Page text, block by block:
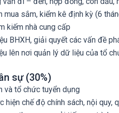
mua sắm, kiểm kê định kỳ (6
kiếm nhà cung cấp
BHXH, giải quyết các vấn đề
lên nơi quản lý dữ liệu của tổ
sự (30%)
và tổ chức tuyển dụng
hiện chế độ chính sách, nội quy,